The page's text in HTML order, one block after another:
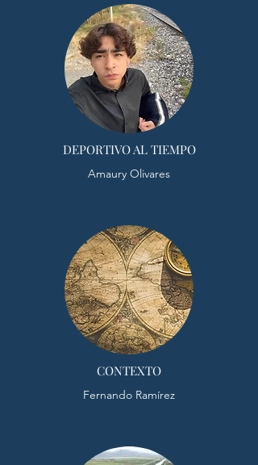
DEPORTIVO AL TIEMPO
Amaury Olivares
CONTEXTO
Fernando Ramírez